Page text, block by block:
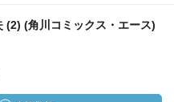
(2) (角川コミックス・エース)